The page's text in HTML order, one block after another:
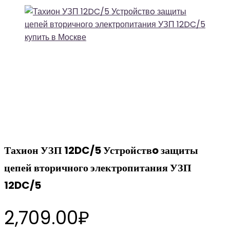
Тахион УЗП 12DC/5 Устройствo защиты
цепей вторичного электропитания УЗП
12DC/5
2,709.00₽